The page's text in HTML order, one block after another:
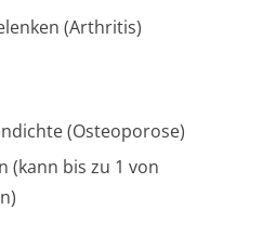
(Arthritis)
(Osteoporose)
(kann bis zu 1 von